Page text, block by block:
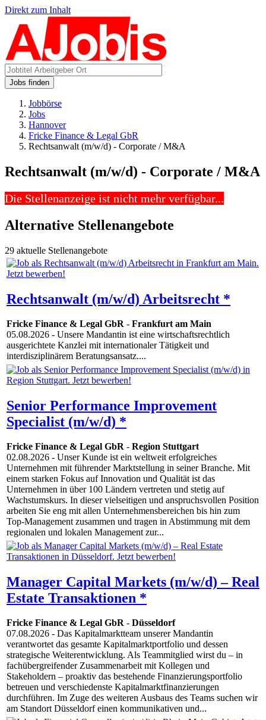
Direkt zum Inhalt
Jobs finden
Jobbörse
Jobs
Hannover
Fricke Finance & Legal GbR
Rechtsanwalt (m/w/d) - Corporate / M&A
Rechtsanwalt (m/w/d) - Corporate / M&A
Die Stellenanzeige ist nicht mehr verfügbar...
Alternative Stellenangebote
29 aktuelle Stellenangebote
Rechtsanwalt (m/w/d) Arbeitsrecht *
Fricke Finance & Legal GbR - Frankfurt am Main
05.08.2026 - Unsere Mandantin ist eine wirtschaftsrechtlich
ausgerichtete Kanzlei mit internationaler Tätigkeit und
interdisziplinärem Beratungsansatz....
Senior Performance Improvement
Specialist (m/w/d) *
Fricke Finance & Legal GbR - Region Stuttgart
02.08.2026 - Unser Kunde ist ein weltweit erfolgreiches
Unternehmen mit führender Marktstellung in seiner Branche. Mit
einem starken Fokus auf Innovation und Qualität ist das
Unternehmen in über 100 Ländern vertreten und stetig auf
Wachstumskurs. In dieser vielseitigen und anspruchsvollen Position
arbeiten Sie eng mit allen Unternehmensbereichen bis hin zum
Top-Management zusammen und tragen in Abstimmung mit dem
regionalen und lokalen Management zur...
Manager Capital Markets (m/w/d) – Real
Estate Transaktionen *
Fricke Finance & Legal GbR - Düsseldorf
07.08.2026 - Das Kapitalmarktteam unserer Mandantin
verantwortet das gesamte Kapitalmarktportfolio und dessen
strategische Weiterentwicklung. Als Teammitglied wirst du – in
fachübergreifender Zusammenarbeit mit Kollegen und
Stakeholdern – proaktiv das bestehende Finanzierungsportfolio
betreuen und verschiedenste Kapitalmarktfinanzierungen
durchführen. Im Zuge des weiteren Ausbaus des Teams suchen wir
am Standort Düsseldorf einen kommunikativen und...